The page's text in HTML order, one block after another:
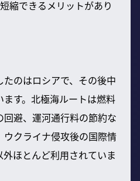
縮できるメリットがあり
のはロシアで、その後中
す。北極海ルートは燃料
避、運河通行料の節約な
クライナ侵攻後の国際情
ほとんど利用されていま